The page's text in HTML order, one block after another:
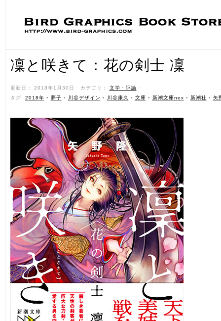
凜と咲きて：花の剣士 凜
更新日： 2018年1月30日 ˑ カテゴリ： 文学・評論 ˑ
タグ: 2018年 • 夢子 • 川谷デザイン • 川谷康久 • 文庫 • 新潮文庫nex • 新潮社 • 矢